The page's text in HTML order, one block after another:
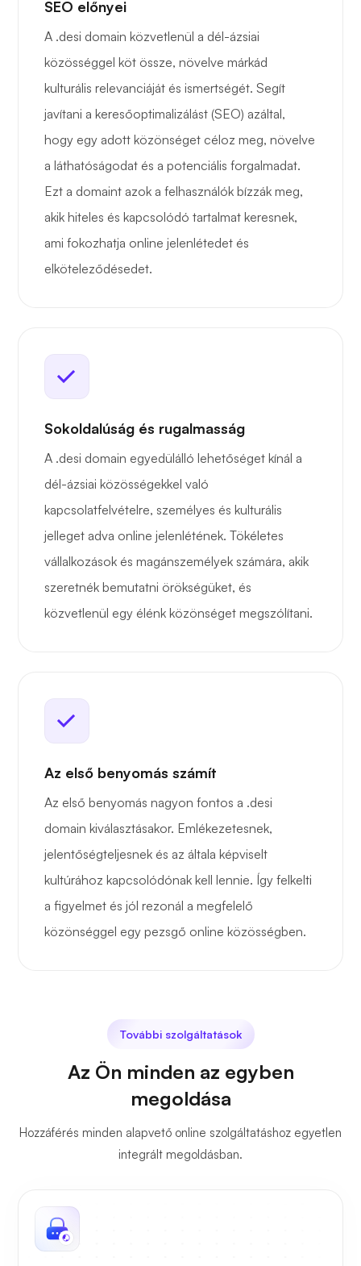
SEO előnyei
A .desi domain közvetlenül a dél-ázsiai
közösséggel köt össze, növelve márkád
kulturális relevanciáját és ismertségét. Segít
javítani a keresőoptimalizálást (SEO) azáltal,
hogy egy adott közönséget céloz meg, növelve
a láthatóságodat és a potenciális forgalmadat.
Ezt a domaint azok a felhasználók bízzák meg,
akik hiteles és kapcsolódó tartalmat keresnek,
ami fokozhatja online jelenlétedet és
elköteleződésedet.
Sokoldalúság és rugalmasság
A .desi domain egyedülálló lehetőséget kínál a
dél-ázsiai közösségekkel való
kapcsolatfelvételre, személyes és kulturális
jelleget adva online jelenlétének. Tökéletes
vállalkozások és magánszemélyek számára, akik
szeretnék bemutatni örökségüket, és
közvetlenül egy élénk közönséget megszólítani.
Az első benyomás számít
Az első benyomás nagyon fontos a .desi
domain kiválasztásakor. Emlékezetesnek,
jelentőségteljesnek és az általa képviselt
kultúrához kapcsolódónak kell lennie. Így felkelti
a figyelmet és jól rezonál a megfelelő
közönséggel egy pezsgő online közösségben.
További szolgáltatások
Az Ön minden az egyben
megoldása
Hozzáférés minden alapvető online szolgáltatáshoz egyetlen
integrált megoldásban.